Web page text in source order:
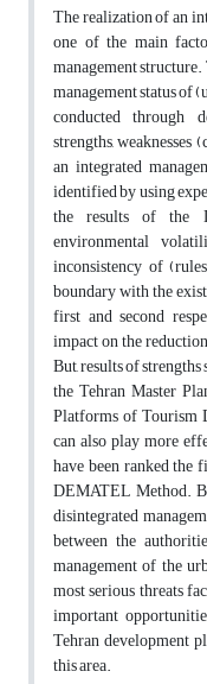
The realization of an
one of the main
management
management status of
conducted through
strengths, weaknesses
an integrated
identified by using
the results of the
environmental
inconsistency of
boundary with the
first and second
impact on the
But, results of
the Tehran Master
Platforms of Tourism
can also play more
have been ranked the
DEMATEL Method.
disintegrated
between the
management of the
most serious threats
important
Tehran development
this area.